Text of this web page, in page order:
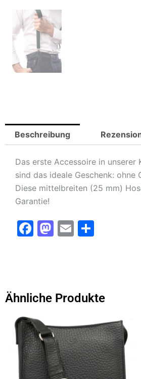
Beschreibung
Das erste Accessoire in unserer
sind das ideale Geschenk: ohne
Diese mittelbreiten (25 mm)
Garantie!
F
b
o
k
M
d
n
E
Ähnliche Produkte
Dieses
Produkt
weist
mehrere
Varianten